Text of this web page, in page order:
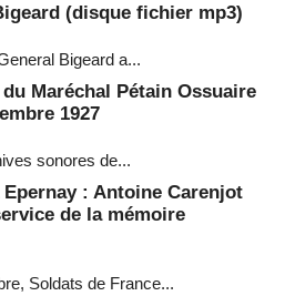
(disque fichier mp3)
Bigeard a...
Maréchal Pétain Ossuaire
1927
sonores de...
: Antoine Carenjot
de la mémoire
Soldats de France...